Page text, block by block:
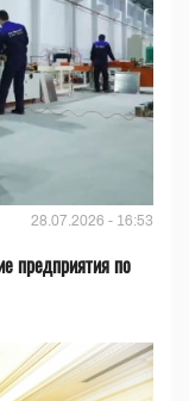
28.07.2026 - 16:53
предприятия по